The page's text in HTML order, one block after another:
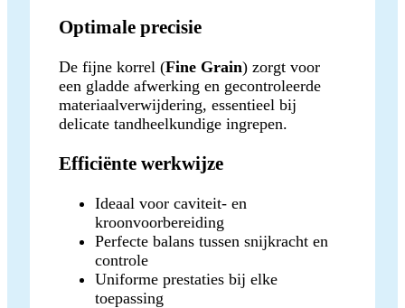
Optimale precisie
De fijne korrel (Fine Grain) zorgt voor
een gladde afwerking en gecontroleerde
materiaalverwijdering, essentieel bij
delicate tandheelkundige ingrepen.
Efficiënte werkwijze
Ideaal voor caviteit- en
kroonvoorbereiding
Perfecte balans tussen snijkracht en
controle
Uniforme prestaties bij elke
toepassing